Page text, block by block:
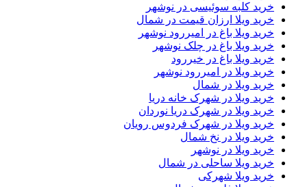
خرید کلبه سوئیسی در نوشهر
خرید ویلا ارزان قیمت در شمال
خرید ویلا باغ در امیررود نوشهر
خرید ویلا باغ در چلک نوشهر
خرید ویلا باغ در خیررود
خرید ویلا در امیررود نوشهر
خرید ویلا در شمال
خرید ویلا در شهرک خانه دریا
خرید ویلا در شهرک دریا نوردان
خرید ویلا در شهرک فردوس رویان
خرید ویلا در نخ شمال
خرید ویلا در نوشهر
خرید ویلا ساحلی در شمال
خرید ویلا شهرکی